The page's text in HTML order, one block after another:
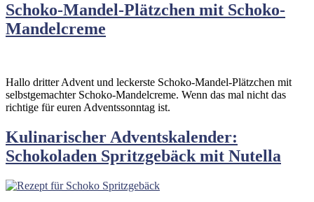
Schoko-Mandel-Plätzchen mit Schoko-
Mandelcreme
Hallo dritter Advent und leckerste Schoko-Mandel-Plätzchen mit
selbstgemachter Schoko-Mandelcreme. Wenn das mal nicht das
richtige für euren Adventssonntag ist.
Kulinarischer Adventskalender:
Schokoladen Spritzgebäck mit Nutella